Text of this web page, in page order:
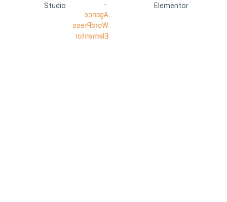
Studio
Elementor